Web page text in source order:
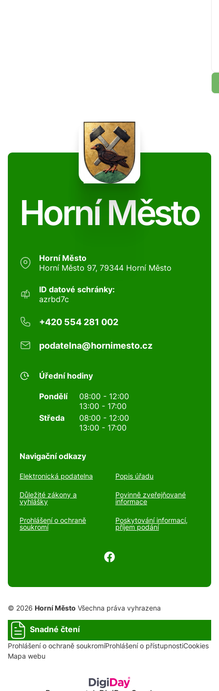
Horní Město
Horní Město
Horní Město 97, 79344 Horní Město
ID datové schránky:
azrbd7c
+420 554 281 002
podatelna@hornimesto.cz
Úřední hodiny
Pondělí
08:00 - 12:00
13:00 - 17:00
Středa
08:00 - 12:00
13:00 - 17:00
Navigační odkazy
Elektronická podatelna Popis úřadu
Důležité zákony a
vyhlášky
Povinně zveřejňované
informace
Prohlášení o ochraně
soukromí
Poskytování informací,
příjem podání
© 2026 Horní Město Všechna práva vyhrazena
Snadné čtení
Prohlášení o ochraně soukromíProhlášení o přístupnostiCookies
Mapa webu